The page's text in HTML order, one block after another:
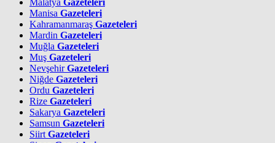
Malatya Gazeteleri
Manisa Gazeteleri
Kahramanmaraş Gazeteleri
Mardin Gazeteleri
Muğla Gazeteleri
Muş Gazeteleri
NevşehirGazeteleri
Niğde Gazeteleri
Ordu Gazeteleri
Rize Gazeteleri
Sakarya Gazeteleri
Samsun Gazeteleri
Siirt Gazeteleri